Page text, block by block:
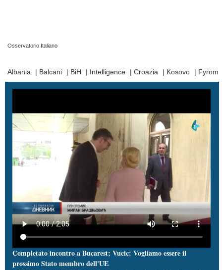
Osservatorio Italiano
Albania
| Balcani | BiH | Intelligence | Croazia | Kosovo | Fyrom
Completato incontro a Bucarest; Vucic: Vogliamo essere il
prossimo Stato membro dell'UE